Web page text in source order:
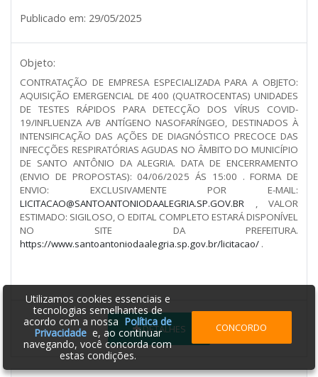
Publicado em: 29/05/2025
Objeto:
CONTRATAÇÃO DE EMPRESA ESPECIALIZADA PARA A OBJETO:
AQUISIÇÃO EMERGENCIAL DE 400 (QUATROCENTAS) UNIDADES
DE TESTES RÁPIDOS PARA DETECÇÃO DOS VÍRUS COVID-
19/INFLUENZA A/B ANTÍGENO NASOFARÍNGEO, DESTINADOS À
INTENSIFICAÇÃO DAS AÇÕES DE DIAGNÓSTICO PRECOCE DAS
INFECÇÕES RESPIRATÓRIAS AGUDAS NO ÂMBITO DO MUNICÍPIO
DE SANTO ANTÔNIO DA ALEGRIA. DATA DE ENCERRAMENTO
(ENVIO DE PROPOSTAS): 04/06/2025 ÁS 15:00 . FORMA DE
ENVIO: EXCLUSIVAMENTE POR E-MAIL:
LICITACAO@SANTOANTONIODAALEGRIA.SP.GOV.BR , VALOR
ESTIMADO: SIGILOSO, O EDITAL COMPLETO ESTARÁ DISPONÍVEL
NO SITE DA PREFEITURA.
https://www.santoantoniodaalegria.sp.gov.br/licitacao/ .
DETALHES
Utilizamos cookies essenciais e
tecnologias semelhantes de
acordo com a nossa Política de
Privacidadee, ao continuar
navegando, você concorda com
estas condições.
CONCORDO